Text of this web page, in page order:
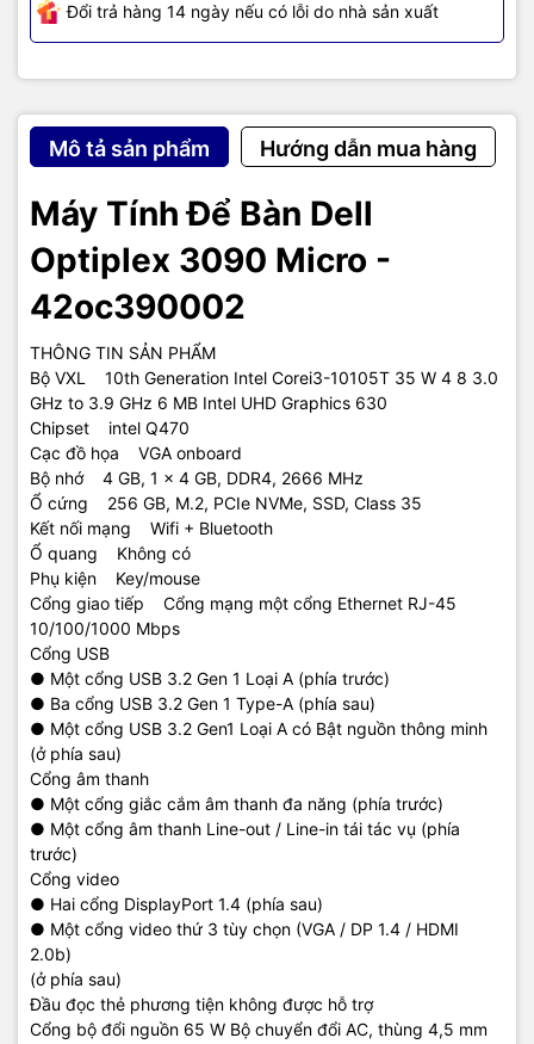
Đổi trả hàng 14 ngày nếu có lỗi do nhà sản xuất
Mô tả sản phẩm Hướng dẫn mua hàng
Máy Tính Để Bàn Dell
Optiplex 3090 Micro -
42oc390002
THÔNG TIN SẢN PHẨM
Bộ VXL 10th Generation Intel Corei3-10105T 35 W 4 8 3.0
GHz to 3.9 GHz 6 MB Intel UHD Graphics 630
Chipset intel Q470
Cạc đồ họa VGA onboard
Bộ nhớ 4 GB, 1 x 4 GB, DDR4, 2666 MHz
Ổ cứng 256 GB, M.2, PCIe NVMe, SSD, Class 35
Kết nối mạng Wifi + Bluetooth
Ổ quang Không có
Phụ kiện Key/mouse
Cổng giao tiếp Cổng mạng một cổng Ethernet RJ-45
10/100/1000 Mbps
Cổng USB
● Một cổng USB 3.2 Gen 1 Loại A (phía trước)
● Ba cổng USB 3.2 Gen 1 Type-A (phía sau)
● Một cổng USB 3.2 Gen1 Loại A có Bật nguồn thông minh
(ở phía sau)
Cổng âm thanh
● Một cổng giắc cắm âm thanh đa năng (phía trước)
● Một cổng âm thanh Line-out / Line-in tái tác vụ (phía
trước)
Cổng video
● Hai cổng DisplayPort 1.4 (phía sau)
● Một cổng video thứ 3 tùy chọn (VGA / DP 1.4 / HDMI
2.0b)
(ở phía sau)
Đầu đọc thẻ phương tiện không được hỗ trợ
Cổng bộ đổi nguồn 65 W Bộ chuyển đổi AC, thùng 4,5 mm